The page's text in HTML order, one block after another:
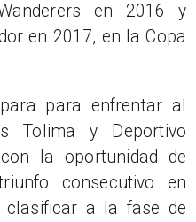
en 2016 y
en 2017, en la Copa
para enfrentar al
Tolima y Deportivo
la oportunidad de
consecutivo en
a la fase de